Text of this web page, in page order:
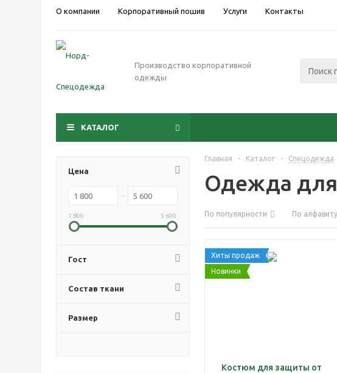
О компании Корпоративный пошив Услуги Контакты
Производство корпоративной
одежды
КАТАЛОГ
Цена
1 800 5 600
Гост
Состав ткани
Размер
Главная - Каталог - Спецодежда
Одежда
По популярности По алфавиту
Хиты продаж
Новинки
Костюм для защиты от